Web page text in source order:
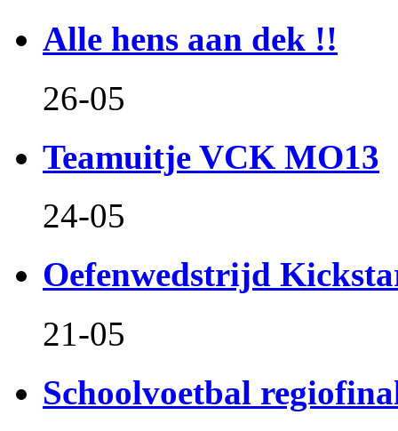
Alle hens aan dek !!
26-05
Teamuitje VCK MO13
24-05
Oefenwedstrijd
21-05
Schoolvoetbal